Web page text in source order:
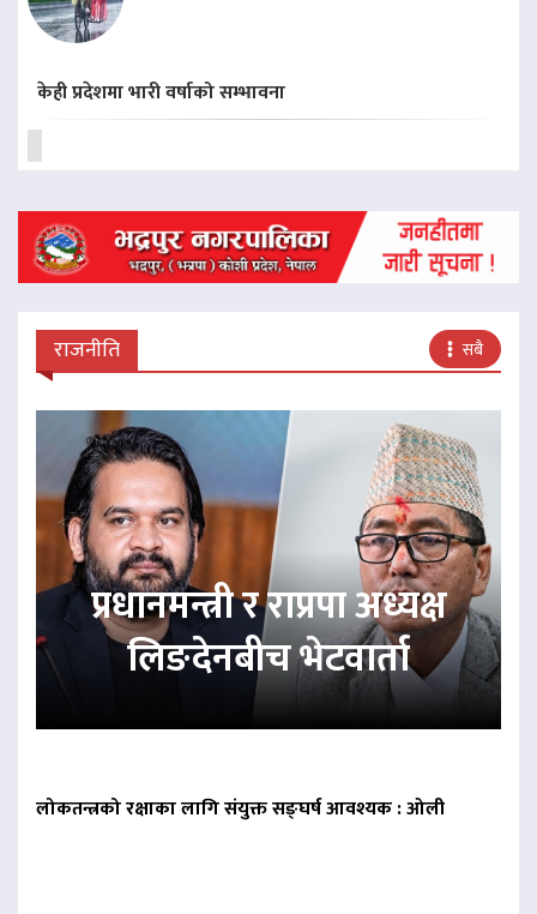
केही प्रदेशमा भारी वर्षाको सम्भावना
राजनीति सबै
प्रधानमन्त्री र राप्रपा अध्यक्ष
लिङदेनबीच भेटवार्ता
लोकतन्त्रको रक्षाका लागि संयुक्त सङ्घर्ष आवश्यक : ओली